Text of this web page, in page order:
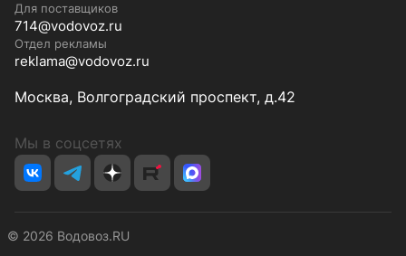
Для поставщиков
714@vodovoz.ru
Отдел рекламы
reklama@vodovoz.ru
Москва, Волгоградский проспект, д.42
Мы в соцсетях
© 2026 Водовоз.RU